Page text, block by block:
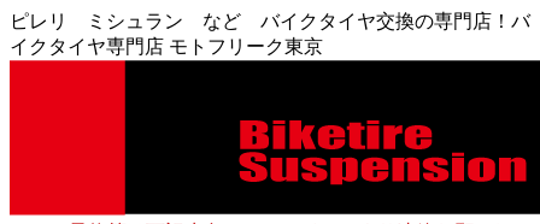
ピレリ ミシュラン など バイクタイヤ交換の専門店！バ
イクタイヤ専門店 モトフリーク東京